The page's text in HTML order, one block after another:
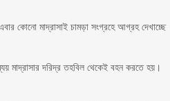
কোনো মাদ্রাসাই চামড়া সংগ্রহে আগ্রহ দেখাচ্ছে
মাদ্রাসার দরিদ্র তহবিল থেকেই বহন করতে হয়।